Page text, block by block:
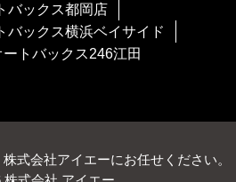
バックス都岡店
バックス横浜ベイサイド
ートバックス246江田
式会社アイエーにお任せください。